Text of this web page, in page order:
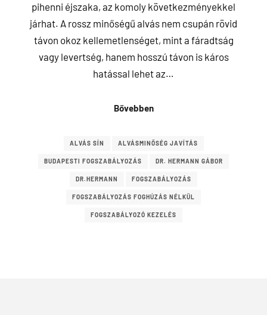
pihenni éjszaka, az komoly következményekkel
járhat. A rossz minőségű alvás nem csupán rövid
távon okoz kellemetlenséget, mint a fáradtság
vagy levertség, hanem hosszú távon is káros
hatással lehet az…
Bővebben
ALVÁS SÍN ALVÁSMINŐSÉG JAVÍTÁS
BUDAPESTI FOGSZABÁLYOZÁS DR. HERMANN GÁBOR
DR.HERMANN FOGSZABÁLYOZÁS
FOGSZABÁLYOZÁS FOGHÚZÁS NÉLKÜL
FOGSZABÁLYOZÓ KEZELÉS